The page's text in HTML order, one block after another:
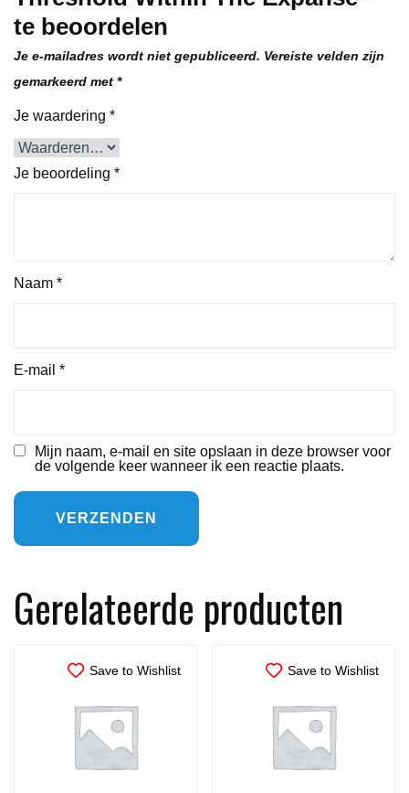
te beoordelen
Je e-mailadres wordt niet gepubliceerd. Vereiste velden zijn
gemarkeerd met *
Je waardering *
Je beoordeling *
Naam *
E-mail *
Mijn naam, e-mail en site opslaan in deze browser voor
de volgende keer wanneer ik een reactie plaats.
Gerelateerde producten
Save to Wishlist Save to Wishlist